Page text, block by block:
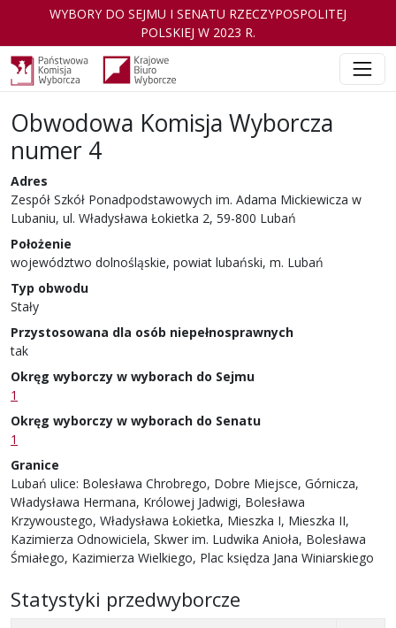
WYBORY DO SEJMU I SENATU RZECZYPOSPOLITEJ
POLSKIEJ W 2023 R.
Obwodowa Komisja Wyborcza
numer 4
Adres
Zespół Szkół Ponadpodstawowych im. Adama Mickiewicza w
Lubaniu, ul. Władysława Łokietka 2, 59-800 Lubań
Położenie
województwo dolnośląskie, powiat lubański, m. Lubań
Typ obwodu
Stały
Przystosowana dla osób niepełnosprawnych
tak
Okręg wyborczy w wyborach do Sejmu
1
Okręg wyborczy w wyborach do Senatu
1
Granice
Lubań ulice: Bolesława Chrobrego, Dobre Miejsce, Górnicza,
Władysława Hermana, Królowej Jadwigi, Bolesława
Krzywoustego, Władysława Łokietka, Mieszka I, Mieszka II,
Kazimierza Odnowiciela, Skwer im. Ludwika Anioła, Bolesława
Śmiałego, Kazimierza Wielkiego, Plac księdza Jana Winiarskiego
Statystyki przedwyborcze